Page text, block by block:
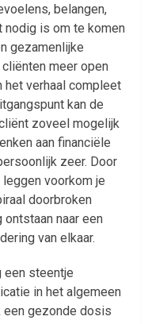
belangen,
nodig is om te komen
gezamenlijke
meer open
het verhaal compleet
kan de
zoveel mogelijk
aan financiële
zeer. Door
voorkom je
doorbroken
naar een
van elkaar.
een steentje
in het algemeen
een gezonde dosis